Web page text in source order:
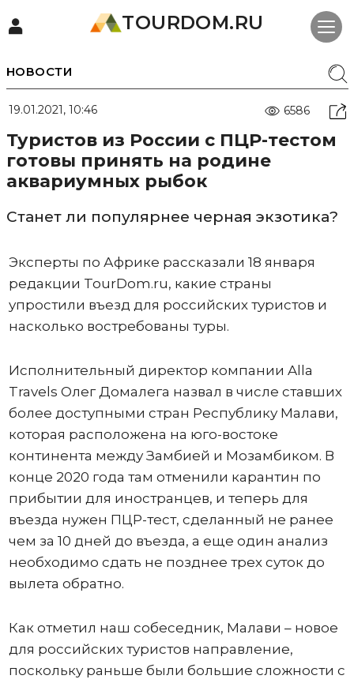
TOURDOM.RU
НОВОСТИ
19.01.2021, 10:46 6586
Туристов из России с ПЦР-тестом
готовы принять на родине
аквариумных рыбок
Станет ли популярнее черная экзотика?
Эксперты по Африке рассказали 18 января
редакции TourDom.ru, какие страны
упростили въезд для российских туристов и
насколько востребованы туры.
Исполнительный директор компании Alla
Travels Олег Домалега назвал в числе ставших
более доступными стран Республику Малави,
которая расположена на юго-востоке
континента между Замбией и Мозамбиком. В
конце 2020 года там отменили карантин по
прибытии для иностранцев, и теперь для
въезда нужен ПЦР-тест, сделанный не ранее
чем за 10 дней до въезда, а еще один анализ
необходимо сдать не позднее трех суток до
вылета обратно.
Как отметил наш собеседник, Малави – новое
для российских туристов направление,
поскольку раньше были большие сложности с